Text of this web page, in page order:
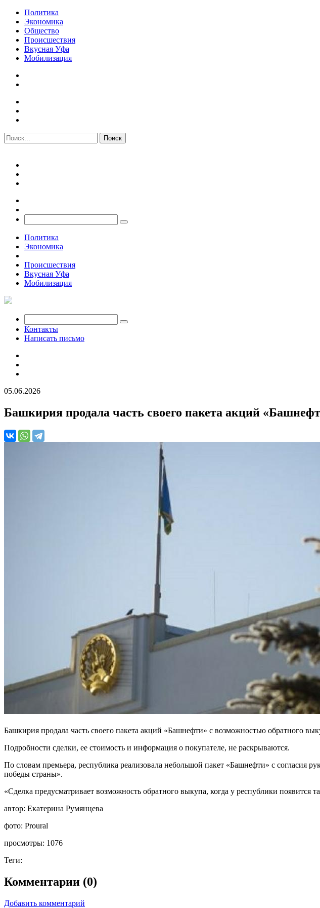
Политика
Экономика
Общество
Происшествия
Вкусная Уфа
Мобилизация
Политика
Экономика
Происшествия
Вкусная Уфа
Мобилизация
Контакты
Написать письмо
05.06.2026
Башкирия продала часть своего пакета акций
Башкирия продала часть своего пакета акций «Башнефти» с возможностью обратного
Подробности сделки, ее стоимость и информация о покупателе, не раскрываются.
По словам премьера, республика реализовала небольшой пакет «Башнефти» с согласия
победы страны».
«Сделка предусматривает возможность обратного выкупа, когда у республики появится
автор: Екатерина Румянцева
фото: Proural
просмотры: 1076
Теги:
Комментарии (0)
Добавить комментарий